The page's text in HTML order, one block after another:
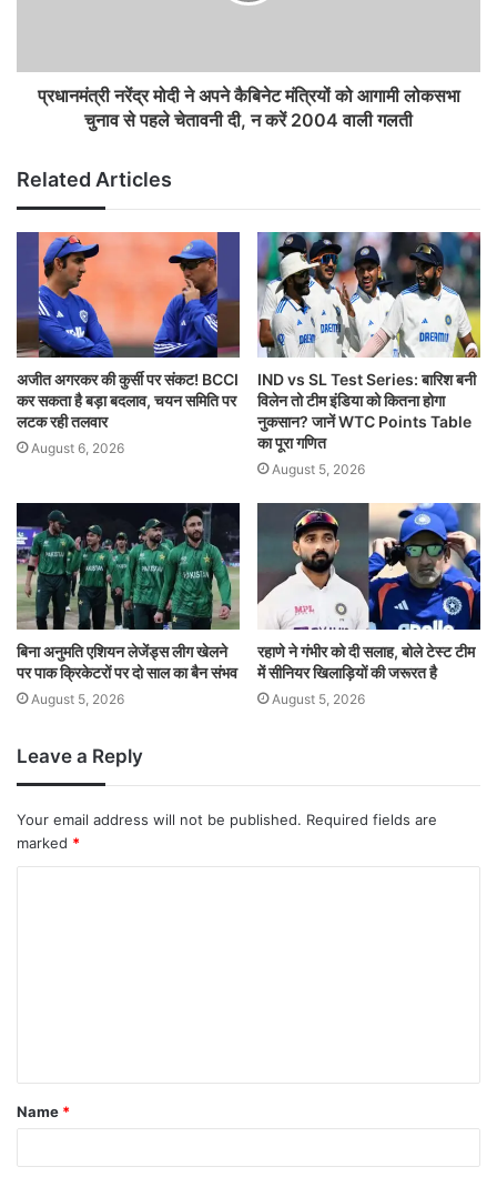
प्रधानमंत्री नरेंद्र मोदी ने अपने कैबिनेट मंत्रियों को आगामी लोकसभा
चुनाव से पहले चेतावनी दी, न करें 2004 वाली गलती
Related Articles
अजीत अगरकर की कुर्सी पर संकट! BCCI
कर सकता है बड़ा बदलाव, चयन समिति पर
लटक रही तलवार
August 6, 2026
IND vs SL Test Series: बारिश बनी
विलेन तो टीम इंडिया को कितना होगा
नुकसान? जानें WTC Points Table
का पूरा गणित
August 5, 2026
बिना अनुमति एशियन लेजेंड्स लीग खेलने
पर पाक क्रिकेटरों पर दो साल का बैन संभव
August 5, 2026
रहाणे ने गंभीर को दी सलाह, बोले टेस्ट टीम
में सीनियर खिलाड़ियों की जरूरत है
August 5, 2026
Leave a Reply
Your email address will not be published. Required fields are
marked *
Name *